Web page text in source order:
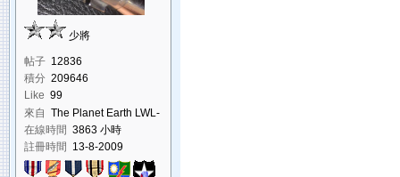
少將
帖子 12836
積分 209646
Like 99
來自 The Planet Earth LWL-
K-793-850
在線時間 3863 小時
註冊時間
13-8-2009